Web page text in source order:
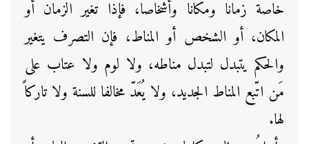
خاصة زمانا ومكانا وأشخاصا، فإذا تغير الزمان أو
المكان، أو الشخص أو المناط، فإن التصرف يتغير
والحكم يتبدل لتبدل مناطه، ولا لوم ولا عتاب على
مَن اتّبع المناط الجديد، ولا يُعَدّ مخالفا للسنة ولا تاركاً
لها.